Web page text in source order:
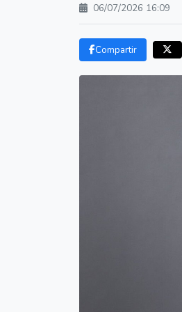
06/07/2026 16:09
Compartir